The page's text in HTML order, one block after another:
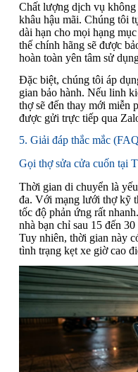
Chất lượng dịch vụ
khâu hậu mãi. Chúng tôi
dài hạn cho mọi hạng
thế chính hãng sẽ được
hoàn toàn yên tâm sử
Đặc biệt, chúng tôi áp
gian bảo hành. Nếu linh
thợ sẽ đến thay mới miễn
được gửi trực tiếp qua
5. Giải đáp thắc mắc
Gọi thợ sửa cửa cuốn tại
Thời gian di chuyển là
đa. Với mạng lưới thợ kỹ
tốc độ phản ứng rất
nhà bạn chỉ sau 15 đến
Tuy nhiên, thời gian này
tình trạng kẹt xe giờ cao